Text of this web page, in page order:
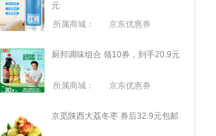
元
所属商城：
京东优惠券
厨邦调味组合 领10券，到手20.9元
所属商城： 京东优惠券
京觅陕西大荔冬枣 券后32.9元包邮